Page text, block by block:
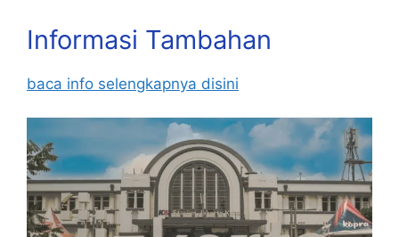
Informasi Tambahan
baca info selengkapnya disini